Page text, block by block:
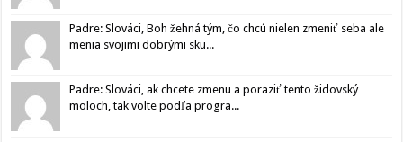
Padre: Slováci, Boh žehná tým, čo chcú nielen zmeniť seba ale
menia svojimi dobrými sku...
Padre: Slováci, ak chcete zmenu a poraziť tento židovský
moloch, tak volte podľa progra...